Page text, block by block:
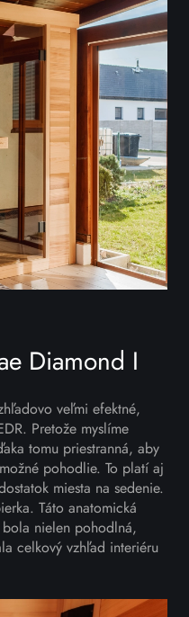
Diamond I
veľmi efektné,
Pretože myslíme
tomu priestranná, aby
pohodlie. To platí aj
miesta na sedenie.
Táto anatomická
nielen pohodlná,
celkový vzhľad interiéru